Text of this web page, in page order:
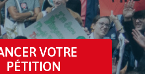
VOTRE
PÉTITION